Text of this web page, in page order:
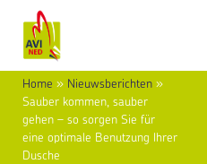
Home » Nieuwsberichten »
Sauber kommen, sauber
gehen – so sorgen Sie für
eine optimale Benutzung Ihrer
Dusche